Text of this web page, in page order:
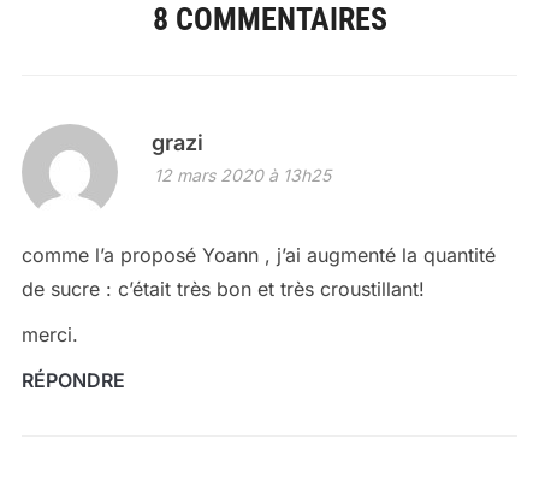
8 COMMENTAIRES
grazi
12 mars 2020 à 13h25
comme l’a proposé Yoann , j’ai augmenté la quantité
de sucre : c’était très bon et très croustillant!
merci.
RÉPONDRE